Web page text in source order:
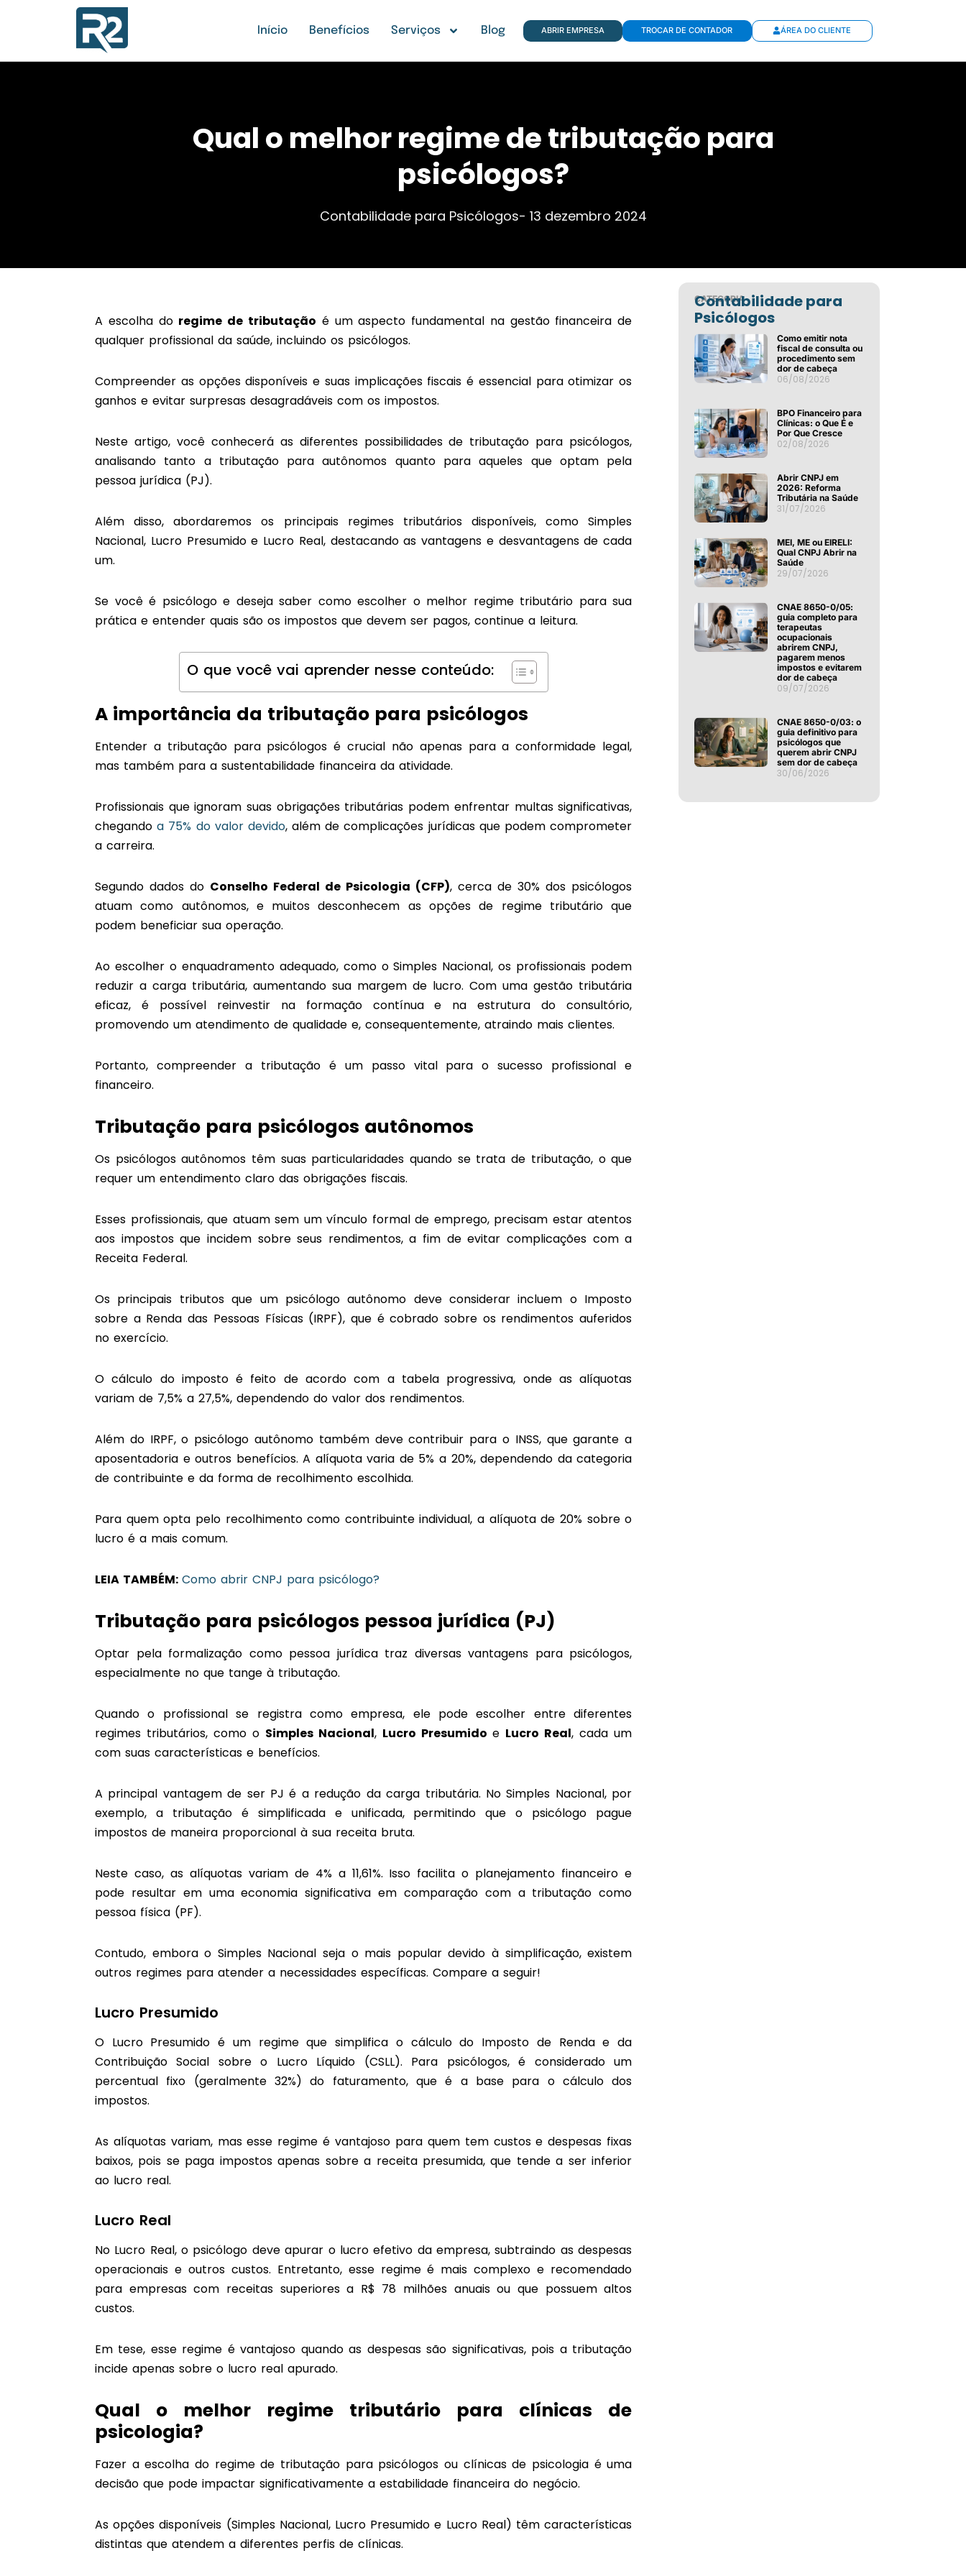
Início Benefícios Serviços Blog ABRIR EMPRESA TROCAR DE CONTADOR ÁREA DO CLIENTE
Qual o melhor regime de tributação para
psicólogos?
Contabilidade para Psicólogos- 13 dezembro 2024
A escolha do regime de tributação é um aspecto fundamental na gestão financeira de
qualquer profissional da saúde, incluindo os psicólogos.
Compreender as opções disponíveis e suas implicações fiscais é essencial para otimizar os
ganhos e evitar surpresas desagradáveis com os impostos.
Neste artigo, você conhecerá as diferentes possibilidades de tributação para psicólogos,
analisando tanto a tributação para autônomos quanto para aqueles que optam pela
pessoa jurídica (PJ).
Além disso, abordaremos os principais regimes tributários disponíveis, como Simples
Nacional, Lucro Presumido e Lucro Real, destacando as vantagens e desvantagens de cada
um.
Se você é psicólogo e deseja saber como escolher o melhor regime tributário para sua
prática e entender quais são os impostos que devem ser pagos, continue a leitura.
O que você vai aprender nesse conteúdo:
A importância da tributação para psicólogos
Entender a tributação para psicólogos é crucial não apenas para a conformidade legal,
mas também para a sustentabilidade financeira da atividade.
Profissionais que ignoram suas obrigações tributárias podem enfrentar multas significativas,
chegando a 75% do valor devido, além de complicações jurídicas que podem comprometer
a carreira.
Segundo dados do Conselho Federal de Psicologia (CFP), cerca de 30% dos psicólogos
atuam como autônomos, e muitos desconhecem as opções de regime tributário que
podem beneficiar sua operação.
Ao escolher o enquadramento adequado, como o Simples Nacional, os profissionais podem
reduzir a carga tributária, aumentando sua margem de lucro. Com uma gestão tributária
eficaz, é possível reinvestir na formação contínua e na estrutura do consultório,
promovendo um atendimento de qualidade e, consequentemente, atraindo mais clientes.
Portanto, compreender a tributação é um passo vital para o sucesso profissional e
financeiro.
Tributação para psicólogos autônomos
Os psicólogos autônomos têm suas particularidades quando se trata de tributação, o que
requer um entendimento claro das obrigações fiscais.
Esses profissionais, que atuam sem um vínculo formal de emprego, precisam estar atentos
aos impostos que incidem sobre seus rendimentos, a fim de evitar complicações com a
Receita Federal.
Os principais tributos que um psicólogo autônomo deve considerar incluem o Imposto
sobre a Renda das Pessoas Físicas (IRPF), que é cobrado sobre os rendimentos auferidos
no exercício.
O cálculo do imposto é feito de acordo com a tabela progressiva, onde as alíquotas
variam de 7,5% a 27,5%, dependendo do valor dos rendimentos.
Além do IRPF, o psicólogo autônomo também deve contribuir para o INSS, que garante a
aposentadoria e outros benefícios. A alíquota varia de 5% a 20%, dependendo da categoria
de contribuinte e da forma de recolhimento escolhida.
Para quem opta pelo recolhimento como contribuinte individual, a alíquota de 20% sobre o
lucro é a mais comum.
LEIA TAMBÉM: Como abrir CNPJ para psicólogo?
Tributação para psicólogos pessoa jurídica (PJ)
Optar pela formalização como pessoa jurídica traz diversas vantagens para psicólogos,
especialmente no que tange à tributação.
Quando o profissional se registra como empresa, ele pode escolher entre diferentes
regimes tributários, como o Simples Nacional, Lucro Presumido e Lucro Real, cada um
com suas características e benefícios.
A principal vantagem de ser PJ é a redução da carga tributária. No Simples Nacional, por
exemplo, a tributação é simplificada e unificada, permitindo que o psicólogo pague
impostos de maneira proporcional à sua receita bruta.
Neste caso, as alíquotas variam de 4% a 11,61%. Isso facilita o planejamento financeiro e
pode resultar em uma economia significativa em comparação com a tributação como
pessoa física (PF).
Contudo, embora o Simples Nacional seja o mais popular devido à simplificação, existem
outros regimes para atender a necessidades específicas. Compare a seguir!
Lucro Presumido
O Lucro Presumido é um regime que simplifica o cálculo do Imposto de Renda e da
Contribuição Social sobre o Lucro Líquido (CSLL). Para psicólogos, é considerado um
percentual fixo (geralmente 32%) do faturamento, que é a base para o cálculo dos
impostos.
As alíquotas variam, mas esse regime é vantajoso para quem tem custos e despesas fixas
baixos, pois se paga impostos apenas sobre a receita presumida, que tende a ser inferior
ao lucro real.
Lucro Real
No Lucro Real, o psicólogo deve apurar o lucro efetivo da empresa, subtraindo as despesas
operacionais e outros custos. Entretanto, esse regime é mais complexo e recomendado
para empresas com receitas superiores a R$ 78 milhões anuais ou que possuem altos
custos.
Em tese, esse regime é vantajoso quando as despesas são significativas, pois a tributação
incide apenas sobre o lucro real apurado.
Qual o melhor regime tributário para clínicas de
psicologia?
Fazer a escolha do regime de tributação para psicólogos ou clínicas de psicologia é uma
decisão que pode impactar significativamente a estabilidade financeira do negócio.
As opções disponíveis (Simples Nacional, Lucro Presumido e Lucro Real) têm características
distintas que atendem a diferentes perfis de clínicas.
CATEGORIA
Contabilidade para
Psicólogos
Como emitir nota
fiscal de consulta ou
procedimento sem
dor de cabeça
06/08/2026
BPO Financeiro para
Clínicas: o Que É e
Por Que Cresce
02/08/2026
Abrir CNPJ em
2026: Reforma
Tributária na Saúde
31/07/2026
MEI, ME ou EIRELI:
Qual CNPJ Abrir na
Saúde
29/07/2026
CNAE 8650-0/05:
guia completo para
terapeutas
ocupacionais
abrirem CNPJ,
pagarem menos
impostos e evitarem
dor de cabeça
09/07/2026
CNAE 8650-0/03: o
guia definitivo para
psicólogos que
querem abrir CNPJ
sem dor de cabeça
30/06/2026